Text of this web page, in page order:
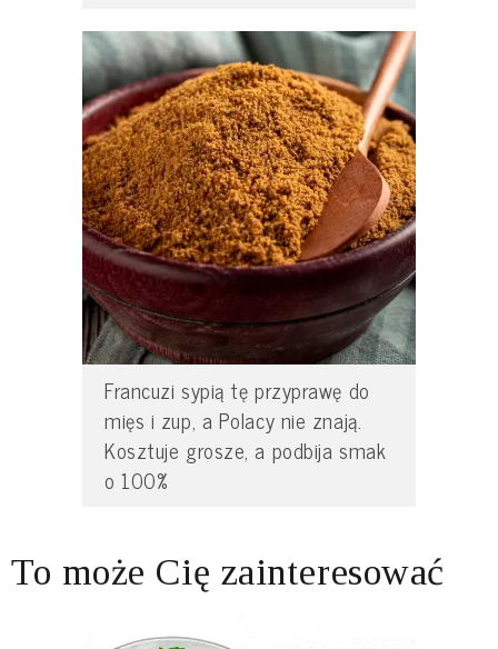
Francuzi sypią tę przyprawę do
mięs i zup, a Polacy nie znają.
Kosztuje grosze, a podbija smak
o 100%
To może Cię zainteresować